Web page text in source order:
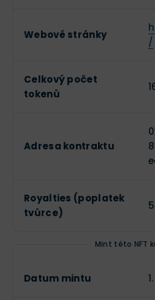
Webové stránky
/
Celkový počet
tokenů
Adresa kontraktu
Royalties (poplatek
tvůrce)
Mint této NFT
Datum mintu